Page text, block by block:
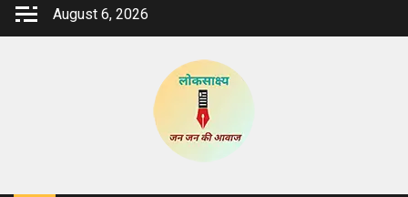
Skip
August 6, 2026